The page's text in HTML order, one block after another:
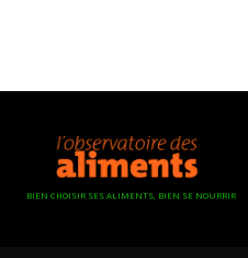
BIEN CHOISIR SES ALIMENTS, BIEN SE NOURRIR